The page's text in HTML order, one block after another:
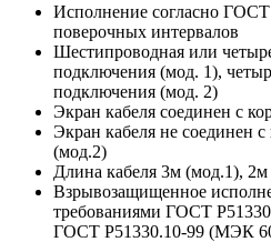
Исполнение согласно
поверочных интервалов
Шестипроводная или
подключения (мод. 1),
подключения (мод. 2)
Экран кабеля соединен с
Экран кабеля не соединен с
(мод.2)
Длина кабеля 3м (мод.1),
Взрывозащищенное
требованиями ГОСТ
ГОСТ Р51330.10-99 (МЭК